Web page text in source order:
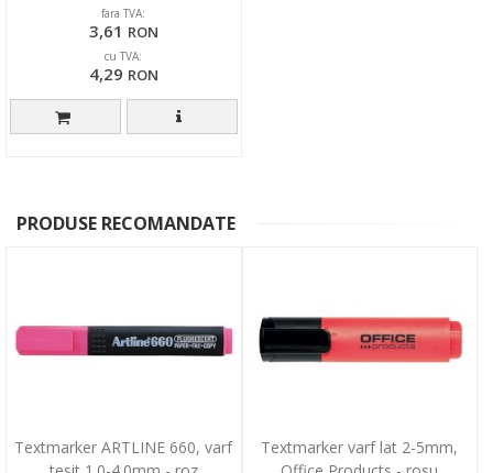
fara TVA:
3,61 RON
cu TVA:
4,29 RON
PRODUSE RECOMANDATE
Textmarker ARTLINE 660, varf
Textmarker varf lat 2-5mm,